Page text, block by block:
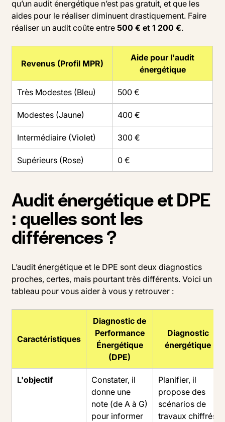
qu’un audit énergétique n’est pas gratuit, et que les
aides pour le réaliser diminuent drastiquement. Faire
réaliser un audit coûte entre 500 € et 1 200 €.
Revenus (Profil MPR)
Aide pour l'audit
énergétique
Très Modestes (Bleu) 500 €
Modestes (Jaune) 400 €
Intermédiaire (Violet) 300 €
Supérieurs (Rose) 0 €
Audit énergétique et DPE
: quelles sont les
différences ?
L’audit énergétique et le DPE sont deux diagnostics
proches, certes, mais pourtant très différents. Voici un
tableau pour vous aider à vous y retrouver :
Caractéristiques
Diagnostic de
Performance
Énergétique
(DPE)
Diagnostic
énergétique
L'objectif
Constater, il
donne une
note (de A à G)
pour informer
Planifier, il
propose des
scénarios de
travaux chiffrés